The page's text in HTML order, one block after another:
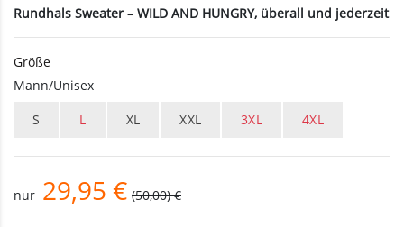
Rundhals Sweater – WILD AND HUNGRY, überall und jederzeit
Größe
Mann/Unisex
S
L XL XXL 3XL 4XL
nur 29,95 € (50,00) €